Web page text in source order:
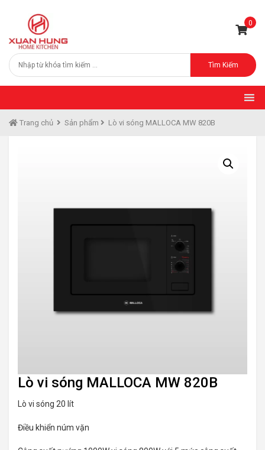
0
Tìm Kiếm
Trang chủ Sản phẩm Lò vi sóng MALLOCA MW 820B
Lò vi sóng MALLOCA MW 820B
Lò vi sóng 20 lít
Điều khiển núm vặn